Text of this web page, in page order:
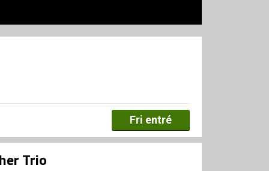
Fri entré
Trio